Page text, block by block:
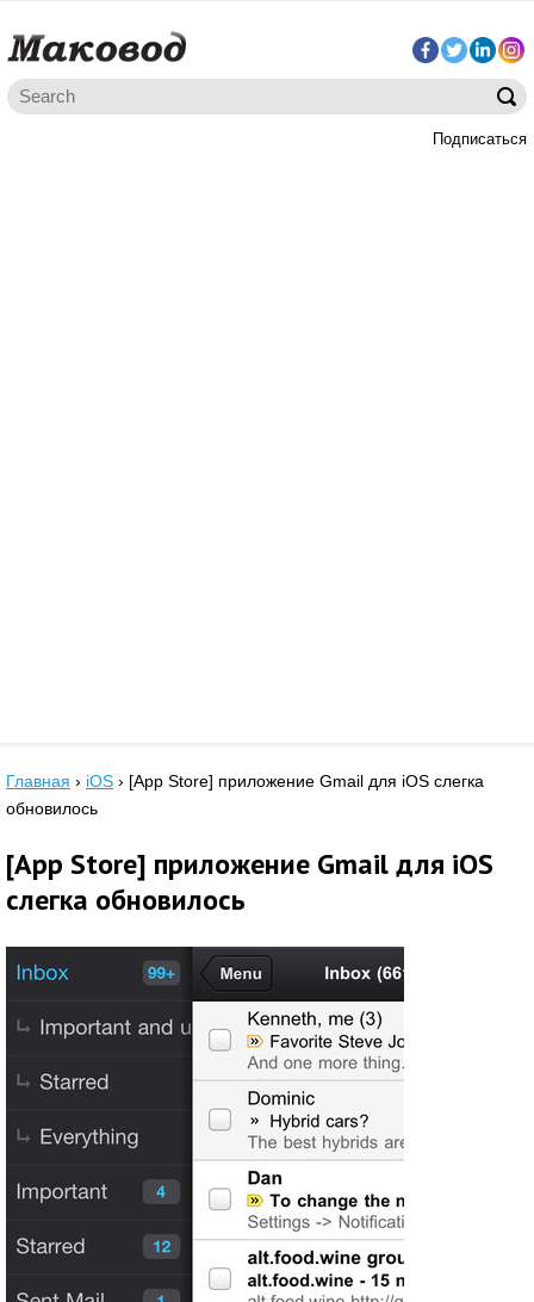
Подписаться
Главная › iOS › [App Store] приложение Gmail для iOS слегка
обновилось
[App Store] приложение Gmail для iOS
слегка обновилось